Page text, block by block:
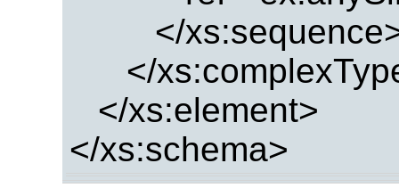
</
</
</xs:element>
</xs:schema>